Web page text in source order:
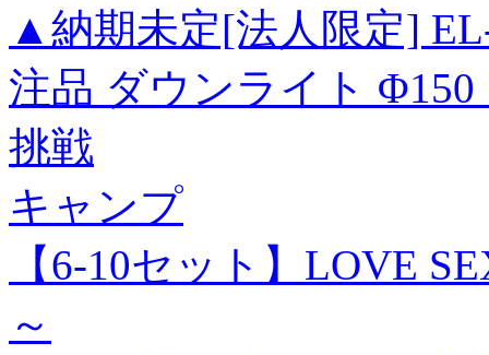
▲納期未定[法人限定]
注品 ダウンライト
挑戦
キャンプ
【6-10セット】LOVE
～